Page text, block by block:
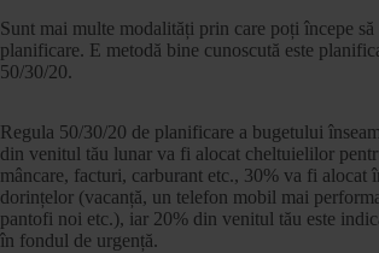
Sunt mai multe modalități prin care poți începe să
planificare. E metodă bine cunoscută este
50/30/20.
Regula 50/30/20 de planificare a bugetului
din venitul tău lunar va fi alocat cheltuielilor
mâncare, facturi, carburant etc., 30% va fi alocat
dorințelor (vacanță, un telefon mobil mai
pantofi noi etc.), iar 20% din venitul tău este
în fondul de urgență.